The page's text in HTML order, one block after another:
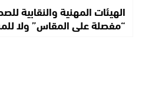
الهيئات المهنية والنقابية
“مفصلة على المقاس” ولا